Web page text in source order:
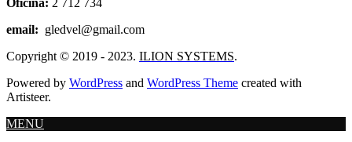
email: gledvel@gmail.com
Copyright © 2019 - 2023. ILION SYSTEMS.
Powered by WordPress and WordPress Theme created with
Artisteer.
MENU